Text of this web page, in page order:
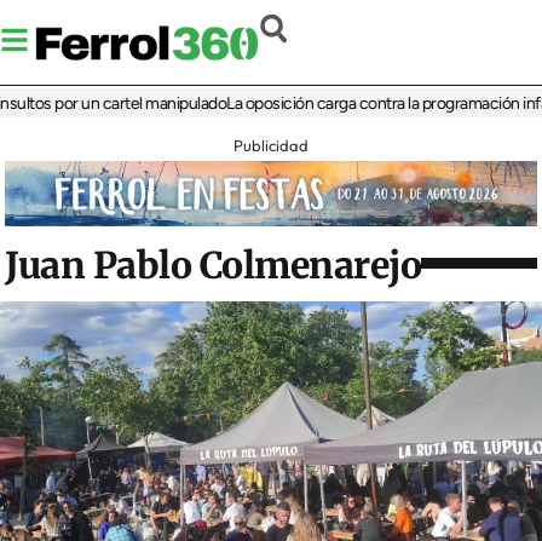
por un cartel manipuladoLa oposición carga contra la programación infantil
Publicidad
Juan Pablo Colmenarejo